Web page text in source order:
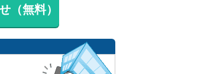
（無料）